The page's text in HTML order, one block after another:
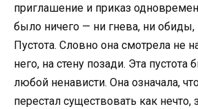
приглашение и приказ
было ничего — ни гнева, ни обиды,
Пустота. Словно она смотрела не
него, на стену позади. Эта пустота
любой ненависти. Она означала,
перестал существовать как